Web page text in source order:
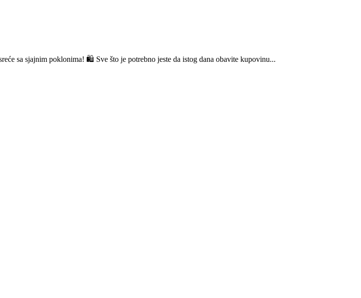
sa sjajnim poklonima! 🛍️ Sve što je potrebno jeste da istog dana obavite kupovinu...